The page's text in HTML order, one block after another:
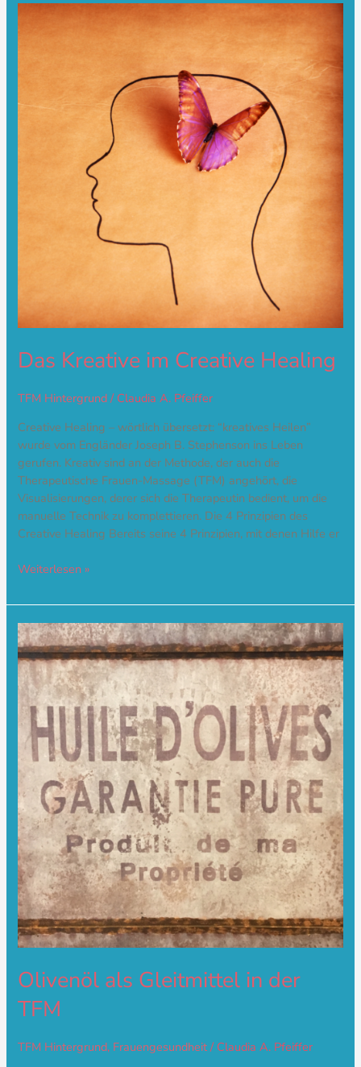
Das Kreative im Creative Healing
TFM Hintergrund / Claudia A. Pfeiffer
Creative Healing – wörtlich übersetzt: “kreatives Heilen”
wurde vom Engländer Joseph B. Stephenson ins Leben
gerufen. Kreativ sind an der Methode, der auch die
Therapeutische Frauen-Massage (TFM) angehört, die
Visualisierungen, derer sich die Therapeutin bedient, um die
manuelle Technik zu komplettieren. Die 4 Prinzipien des
Creative Healing Bereits seine 4 Prinzipien, mit denen Hilfe er
Das
Weiterlesen »
Olivenöl als Gleitmittel in der
TFM
TFM Hintergrund, Frauengesundheit/ Claudia A. Pfeiffer
Olivenöl
als
Gleitmittel
in
der
TFM